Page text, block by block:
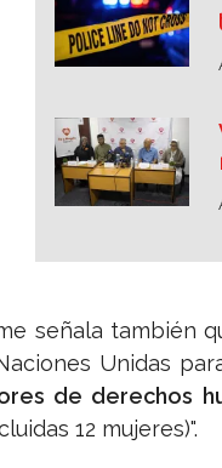
señala también
Unidas
de derechos
12 mujeres)".